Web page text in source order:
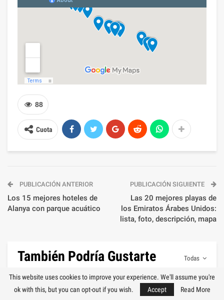
88
Cuota
PUBLICACIÓN ANTERIOR
Los 15 mejores hoteles de
Alanya con parque acuático
PUBLICACIÓN SIGUIENTE
Las 20 mejores playas de
los Emiratos Árabes Unidos:
lista, foto, descripción, mapa
Todas
También Podría Gustarte
EMIRATOS ÁRABES UNIDOS MALDIVAS
This website uses cookies to improve your experience. We'll assume you're
ok with this, but you can opt-out if you wish.
Accept Read More